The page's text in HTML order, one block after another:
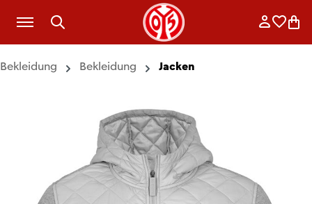
Zum Hauptinhalt springen
Bekleidung Bekleidung Jacken